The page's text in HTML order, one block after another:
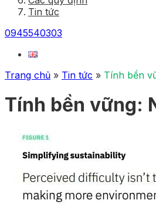
Tin tức
0945540303
Trang chủ » Tin tức » Tính bền
Tính bền vững: